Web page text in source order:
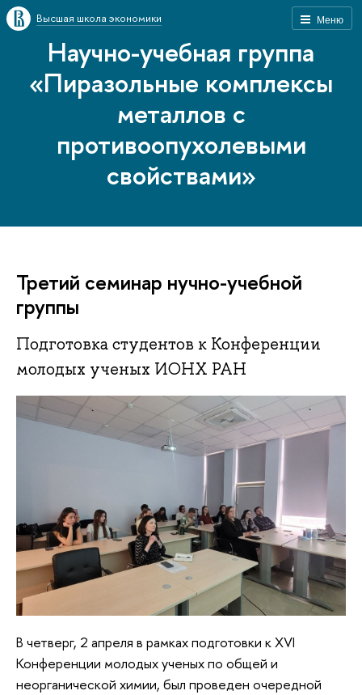
Меню
Высшая школа экономики
Научно-учебная группа
«Пиразольные комплексы
металлов с
противоопухолевыми
свойствами»
Третий семинар нучно-учебной
группы
Подготовка студентов к Конференции
молодых ученых ИОНХ РАН
В четверг, 2 апреля в рамках подготовки к XVI
Конференции молодых ученых по общей и
неорганической химии, был проведен очередной